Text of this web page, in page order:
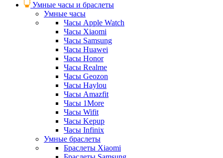
Умные часы и браслеты
Умные часы
Часы Apple Watch
Часы Xiaomi
Часы Samsung
Часы Huawei
Часы Honor
Часы Realme
Часы Geozon
Часы Haylou
Часы Amazfit
Часы 1More
Часы Wifit
Часы Kepup
Часы Infinix
Умные браслеты
Браслеты Xiaomi